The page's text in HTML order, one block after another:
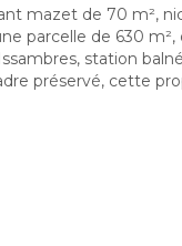
mazet de 70 m²,
parcelle de 630
station
préservé, cette